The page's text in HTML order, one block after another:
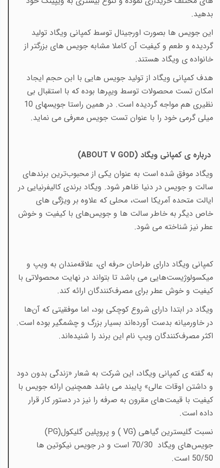
بدهید.
این جویس ها بصورت اورجینال توسط کمپانی ویگاد تولید
گردیده و طعم و کیفیت آن کاملا مشابه جویس های بزرگتر از
خانواده ی ویگاد هستند.
هدف کمپانی ویگاد از تولید جویس هایی با ابن حجم ایجاد
امکان تست محصولات توسط ویپرها بوده که با استقبال بی
نظیری هم مواجه گردیده است. در همین راستا جویسهای 10
میلی گرمی خود را با عنوان تست جویس معرفی می نماید.
درباره ی کمپانی ویگاد (ABOUT V GOD)
ویگاد موفق شده است به عنوان یکی از محبوب‌ترین برندهای
سالت و جویس در دنیا ظاهر شود. ویگاد برندی کالیفرنیایی در
ایالت متحده آمریکا است، محلی که علاوه بر ویژگی های
خاص دیگر به‌ خاطر سالت ها و جویس‌های با کیفیت و خوش
عطر نیز شناخته می شود.
کمپانی ویگاد دارای طراحان حرفه ای، علا‌قه‌مندان به ویپ و
میکسولوژیست‌هایی می باشد تا بتواند در نهایت محصولاتی با
کیفیت و خوش عطر برای مصرف‌کنندگان ارائه کند.
ویگاد در ابتدا دارای شروع کوچکی بود، اما موفقیتی که آن‌ها
در خاورمیانه بدست آورده‌اند بسیار بزرگ و چشمگیر بوده است.
اکثر مصرف‌کنندگان ویپ نام این برند را شنیده‌اند.
به گفته ی کمپانی ویگاد، این شرکت به شعار «زندگی بدون دود
و داشتن اوقات عالی» پایبند می باشد همچنین ارائه جویس با
کیفیت با قیمت‌های مقرون به صرفه را نیز در دستور کار قرار
داده است.
نسبت گلیسترین گیاهی( VG) و پروپلین گلیکول(PG)
جویس‌های ویگاد 70/30 است و در جویس نیکوتین ها
50/50 است
.